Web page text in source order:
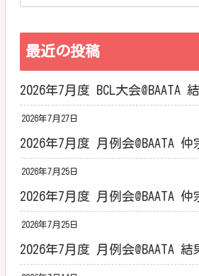
最近の投稿
2026年7月度 BCL大会@BAATA
2026年7月27日
2026年7月度 月例会@BAATA 仲
2026年7月25日
2026年7月度 月例会@BAATA 仲
2026年7月25日
2026年7月度 月例会@BAATA 結